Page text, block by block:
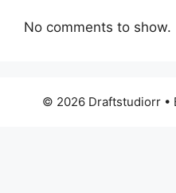
No comments to show.
© 2026 Draftstudiorr •